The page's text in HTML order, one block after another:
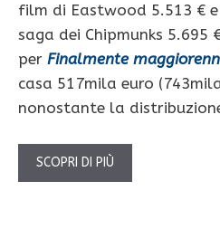
film di Eastwood 5.513 €
saga dei Chipmunks 5.695
per Finalmente
casa 517mila euro
nonostante la
SCOPRI DI PIÙ